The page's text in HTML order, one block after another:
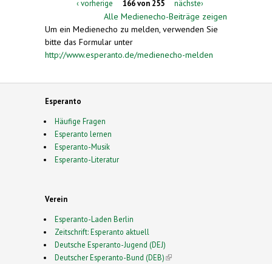
‹ vorherige 166 von 255 nächste›
Alle Medienecho-Beiträge zeigen
Um ein Medienecho zu melden, verwenden Sie
bitte das Formular unter
http://www.esperanto.de/medienecho-melden
Esperanto
Häufige Fragen
Esperanto lernen
Esperanto-Musik
Esperanto-Literatur
Verein
Esperanto-Laden Berlin
Zeitschrift: Esperanto aktuell
Deutsche Esperanto-Jugend (DEJ)
Deutscher Esperanto-Bund (DEB)(link is external)